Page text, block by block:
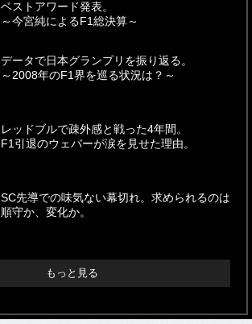
ベストアワード発表。
～今宮純によるF1総決算～
データで日本グランプリを振り返る。
～2008年のF1界を巡る状況は？～
レッドブルで疎外感と戦った4年間。
F1引退のウェバーが涙を見せた理由。
SC先導での味気ない幕切れ。求められるのは
順守か、変化か。
もっと見る